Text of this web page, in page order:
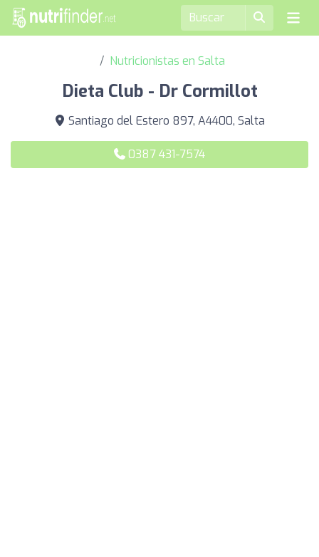
Nutricionistas en Salta
Dieta Club - Dr Cormillot
Santiago del Estero 897, A4400, Salta
0387 431-7574